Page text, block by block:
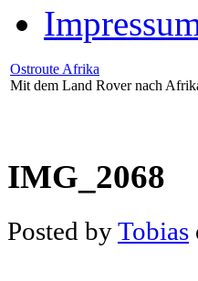
Ostroute Afrika
Mit dem Land Rover nach
IMG_2068
Posted byTobias